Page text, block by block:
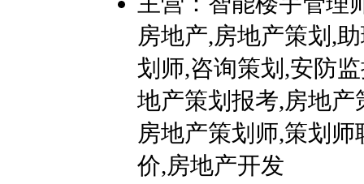
房地产,房地产策划,
划师,咨询策划,安防
地产策划报考,房地
房地产策划师,策划
价,房地产开发